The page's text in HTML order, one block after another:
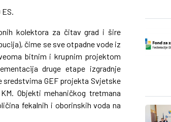
kolektora za čitav grad i šire
čime se sve otpadne vode iz
bitnim i krupnim projektom
druge etape izgradnje
sredstvima GEF projekta Svjetske
Objekti mehaničkog tretmana
fekalnih i oborinskih voda na